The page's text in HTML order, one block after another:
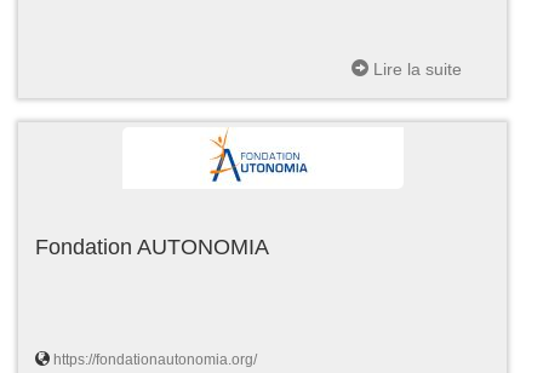
Lire la suite
Fondation AUTONOMIA
https://fondationautonomia.org/